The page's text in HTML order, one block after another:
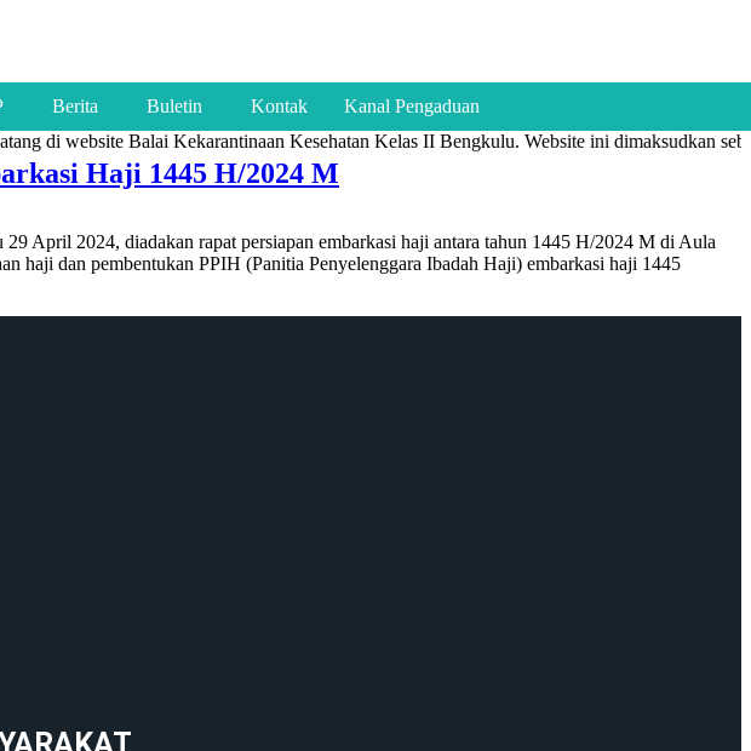
Berita Buletin Kontak
Kanal Pengaduan
di website Balai Kekarantinaan Kesehatan Kelas II Bengkulu. Website ini dimaksudkan
Haji 1445 H/2024 M
April 2024, diadakan rapat persiapan embarkasi haji antara tahun 1445 H/2024 M di Aula
haji dan pembentukan PPIH (Panitia Penyelenggara Ibadah Haji) embarkasi haji 1445